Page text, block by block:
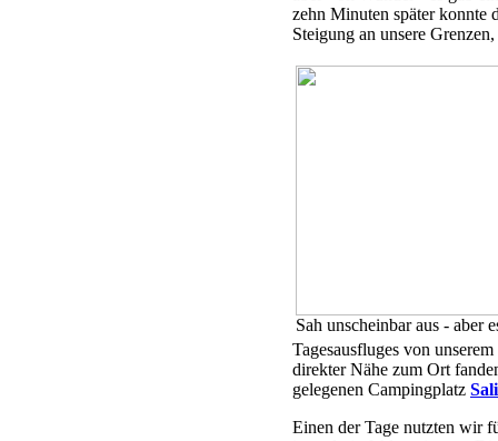
zehn Minuten später konnte
Steigung an unsere
Sah unscheinbar aus - aber
Tagesausfluges von
direkter Nähe zum Ort
gelegenen Campingplatz
Einen der Tage nutzten wir